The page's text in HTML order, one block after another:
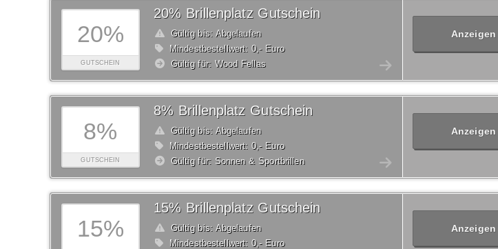
20%
GUTSCHEIN
20% Brillenplatz Gutschein
Gültig bis: Abgelaufen
Mindestbestellwert: 0,- Euro
Gültig für: Wood Fellas
Anzeigen
8%
GUTSCHEIN
8% Brillenplatz Gutschein
Gültig bis: Abgelaufen
Mindestbestellwert: 0,- Euro
Gültig für: Sonnen & Sportbrillen
Anzeigen
15%
15% Brillenplatz Gutschein
Gültig bis: Abgelaufen
Mindestbestellwert: 0,- Euro
Anzeigen